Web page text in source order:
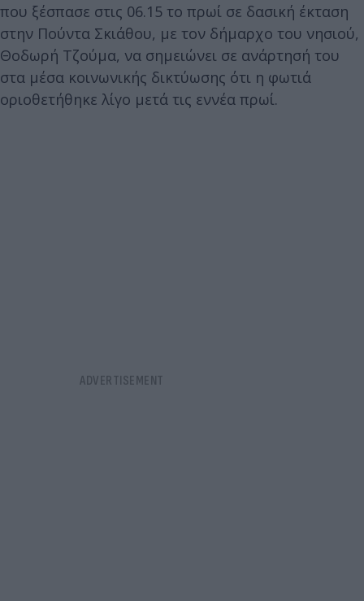
που ξέσπασε στις 06.15 το πρωί σε δασική έκταση
στην Πούντα Σκιάθου, με τον δήμαρχο του νησιού,
Θοδωρή Τζούμα, να σημειώνει σε ανάρτησή του
στα μέσα κοινωνικής δικτύωσης ότι η φωτιά
οριοθετήθηκε λίγο μετά τις εννέα πρωί.